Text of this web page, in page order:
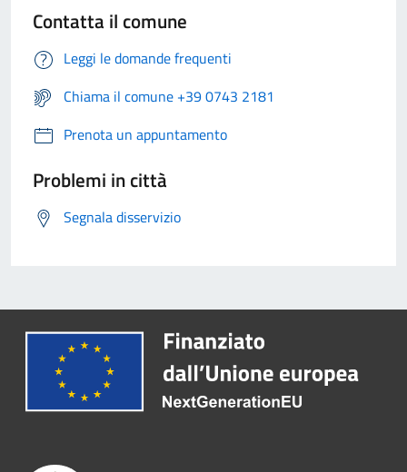
Contatta il comune
Leggi le domande frequenti
Chiama il comune +39 0743 2181
Prenota un appuntamento
Problemi in città
Segnala disservizio